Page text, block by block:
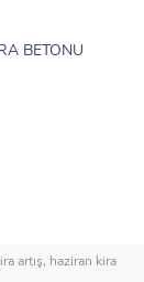
BETONU
artış, haziran kira